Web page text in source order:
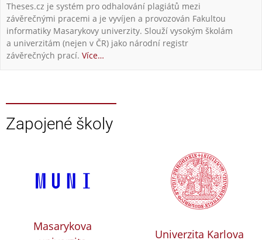
Theses.cz je systém pro odhalování plagiátů mezi
závěrečnými pracemi a je vyvíjen a provozován Fakultou
informatiky Masarykovy univerzity. Slouží vysokým školám
a univerzitám (nejen v ČR) jako národní registr
závěrečných prací. Více…
Zapojené školy
Masarykova
Univerzita Karlova